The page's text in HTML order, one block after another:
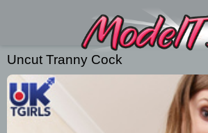
Uncut Tranny Cock